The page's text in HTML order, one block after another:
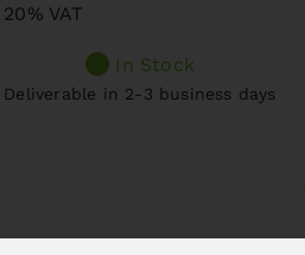
VAT
In Stock
Deliverable in 2-3 business days